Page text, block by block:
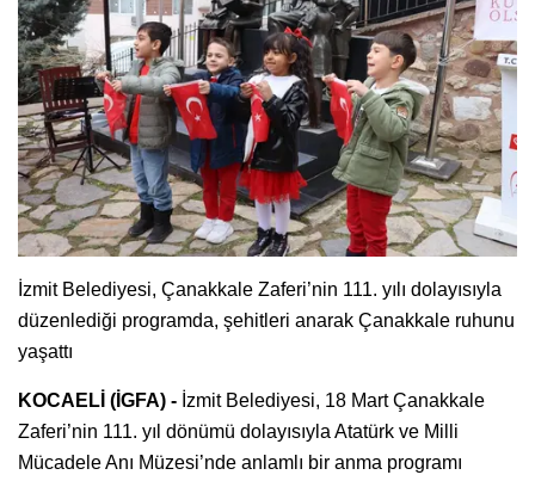
İzmit Belediyesi, Çanakkale Zaferi’nin 111. yılı dolayısıyla
düzenlediği programda, şehitleri anarak Çanakkale ruhunu
yaşattı
KOCAELİ (İGFA) - İzmit Belediyesi, 18 Mart Çanakkale
Zaferi’nin 111. yıl dönümü dolayısıyla Atatürk ve Milli
Mücadele Anı Müzesi’nde anlamlı bir anma programı